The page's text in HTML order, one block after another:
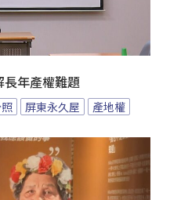
長年產權難題
屏東永久屋 產地權